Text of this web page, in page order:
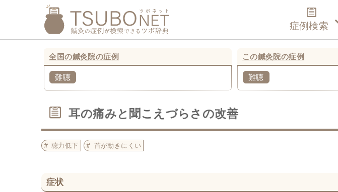
症例検索
全国の鍼灸院の症例
難聴
この鍼灸院の症例
難聴
耳の痛みと聞こえづらさの改善
聴力低下 首が動きにくい
症状